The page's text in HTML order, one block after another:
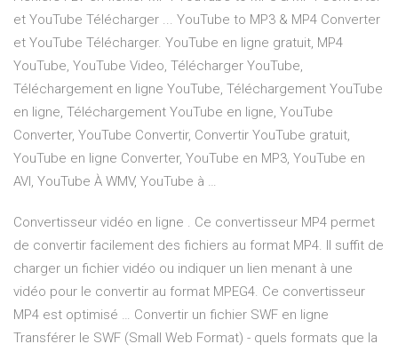
et YouTube Télécharger ... YouTube to MP3 & MP4 Converter
et YouTube Télécharger. YouTube en ligne gratuit, MP4
YouTube, YouTube Video, Télécharger YouTube,
Téléchargement en ligne YouTube, Téléchargement YouTube
en ligne, Téléchargement YouTube en ligne, YouTube
Converter, YouTube Convertir, Convertir YouTube gratuit,
YouTube en ligne Converter, YouTube en MP3, YouTube en
AVI, YouTube À WMV, YouTube à …
Convertisseur vidéo en ligne . Ce convertisseur MP4 permet
de convertir facilement des fichiers au format MP4. Il suffit de
charger un fichier vidéo ou indiquer un lien menant à une
vidéo pour le convertir au format MPEG4. Ce convertisseur
MP4 est optimisé … Convertir un fichier SWF en ligne
Transférer le SWF (Small Web Format) - quels formats que la